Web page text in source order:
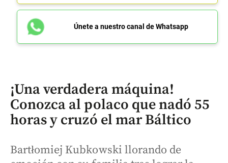
Únete a nuestro canal de Whatsapp
¡Una verdadera máquina!
Conozca al polaco que nadó 55
horas y cruzó el mar Báltico
Bartłomiej Kubkowski llorando de